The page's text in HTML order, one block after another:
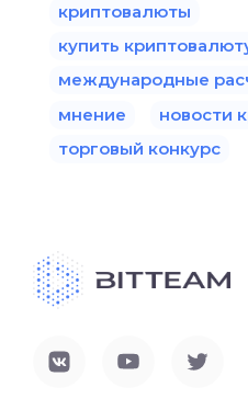
криптовалюты
купить
международные
мнение
новости
торговый конкурс